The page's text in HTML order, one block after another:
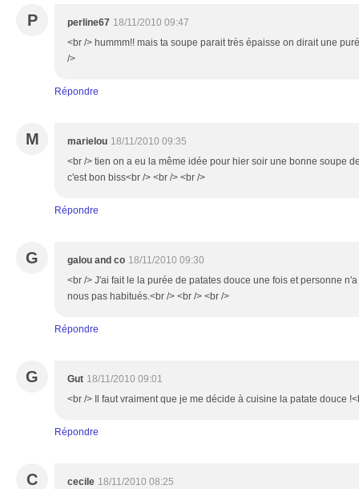
P perline67 18/11/2010 09:47
<br /> hummm!! mais ta soupe parait très épaisse on dirait une
/>
Répondre
M marielou 18/11/2010 09:35
<br /> tien on a eu la même idée pour hier soir une bonne soupe
c'est bon biss<br /> <br /> <br />
Répondre
G galou and co 18/11/2010 09:30
<br /> J'ai fait le la purée de patates douce une fois et personne
nous pas habitués.<br /> <br /> <br />
Répondre
G Gut 18/11/2010 09:01
<br /> Il faut vraiment que je me décide à cuisine la patate douce
Répondre
C cecile 18/11/2010 08:25